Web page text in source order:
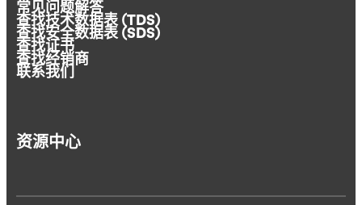
常见问题解答
查找技术数据表 (TDS)
查找安全数据表 (SDS)
查找证书
查找经销商
联系我们
资源中心